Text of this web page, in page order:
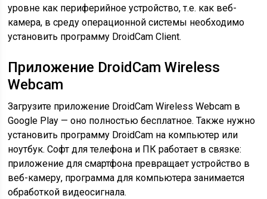
уровне как периферийное устройство, т.е. как веб-
камера, в среду операционной системы необходимо
установить программу DroidCam Client.
Приложение DroidCam Wireless
Webcam
Загрузите приложение DroidCam Wireless Webcam в
Google Play — оно полностью бесплатное. Также нужно
установить программу DroidCam на компьютер или
ноутбук. Софт для телефона и ПК работает в связке:
приложение для смартфона превращает устройство в
веб-камеру, программа для компьютера занимается
обработкой видеосигнала.